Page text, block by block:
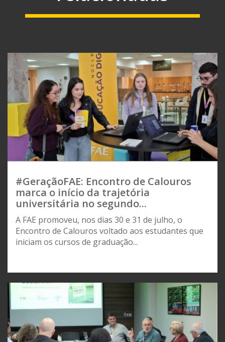
#GeraçãoFAE: Encontro de Calouros
marca o início da trajetória
universitária no segundo...
A FAE promoveu, nos dias 30 e 31 de julho, o
Encontro de Calouros voltado aos estudantes que
iniciam os cursos de graduação...